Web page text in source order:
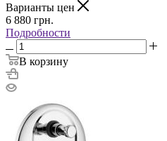
Варианты цен
6 880 грн.
Подробности
В корзину